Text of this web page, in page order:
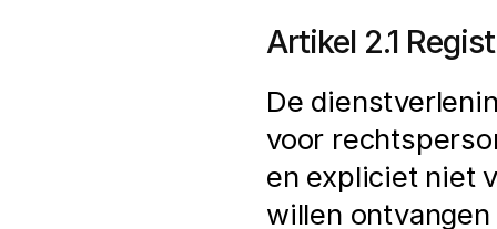
Artikel 2.1
De
voor
en expliciet niet
willen